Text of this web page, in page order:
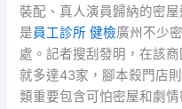
裝配、真人演員歸納的密
是員工診所 健檢廣州不少
處。記者搜刮發明，在該
就多達43家，腳本殺門店
類重要包含可怕密屋和劇